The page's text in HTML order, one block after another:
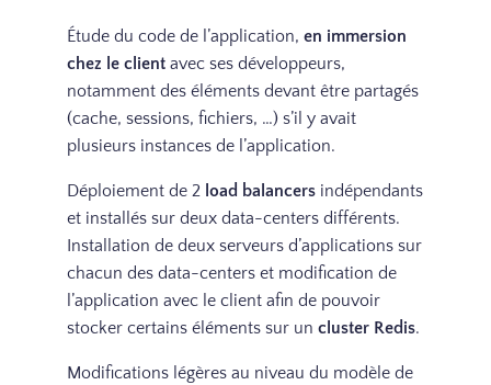
Étude du code de l’application, en immersion
chez le clientavec ses développeurs,
notamment des éléments devant être partagés
(cache, sessions, fichiers, …) s’il y avait
plusieurs instances de l’application.
Déploiement de 2 load balancersindépendants
et installés sur deux data-centers différents.
Installation de deux serveurs d’applications sur
chacun des data-centers et modification de
l’application avec le client afin de pouvoir
stocker certains éléments sur un cluster Redis.
Modifications légères au niveau du modèle de